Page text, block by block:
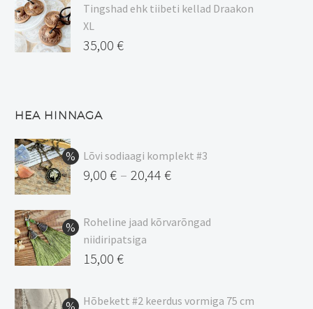
Tingshad ehk tiibeti kellad Draakon
XL
35,00 €
HEA HINNAGA
Lõvi sodiaagi komplekt #3
9,00 € – 20,44 €
9,00 €
kuni
20,44 €
Roheline jaad kõrvarõngad
niidiripatsiga
Algne
oli:
15,00 €
hind
Hõbekett #2 keerdus vormiga 75 cm